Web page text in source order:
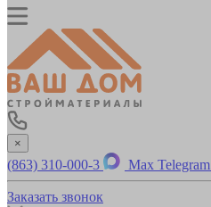
×
(863) 310-000-3 Max Telegram
Заказать звонок